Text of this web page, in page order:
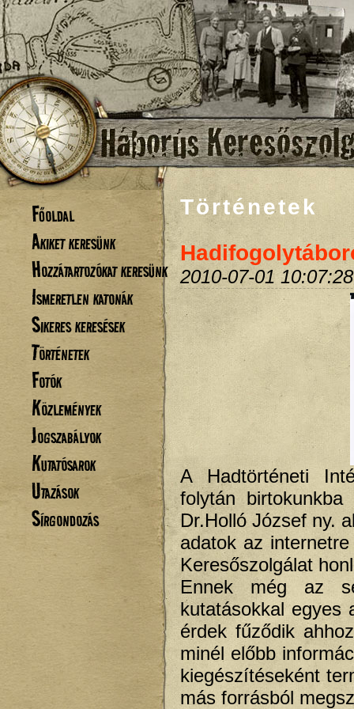
Főoldal
Akiket keresünk
Hozzátartozókat keresünk
Ismeretlen katonák
Sikeres keresések
Történetek
Fotók
Közlemények
Jogszabályok
Kutatósarok
Utazások
Sírgondozás
Történetek
2010-07-01 10:07:28
A Hadtörténeti
folytán
Dr.Holló József ny.
adatok az
Keresőszolgálat
Ennek még az
kutatásokkal egyes
érdek fűződik
minél előbb
kiegészítéseként
más forrásból